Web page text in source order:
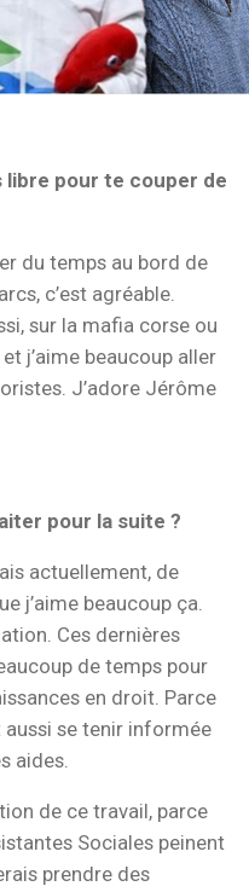
pour te couper de
du temps au bord de
c’est agréable.
sur la mafia corse ou
j’aime beaucoup aller
J’adore Jérôme
pour la suite ?
actuellement, de
j’aime beaucoup ça.
Ces dernières
de temps pour
en droit. Parce
aussi se tenir informée
aides.
de ce travail, parce
Sociales peinent
prendre des